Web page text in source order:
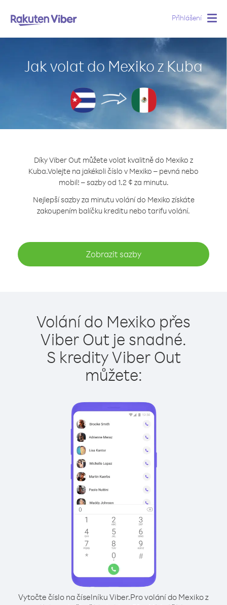
Přihlášení
Jak volat do Mexiko z Kuba
Díky Viber Out můžete volat kvalitně do Mexiko z
Kuba.Volejte na jakékoli číslo v Mexiko – pevná nebo
mobil! – sazby od 1.2 ¢ za minutu.
Nejlepší sazby za minutu volání do Mexiko získáte
zakoupením balíčku kreditu nebo tarifu volání.
Zobrazit sazby
Volání do Mexiko přes
Viber Out je snadné.
S kredity Viber Out
můžete:
Vytočte číslo na číselníku Viber.Pro volání do Mexiko z